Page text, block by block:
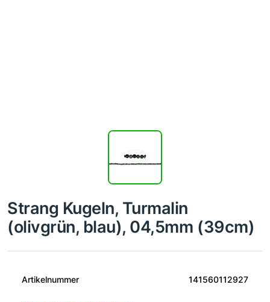
Strang Kugeln, Turmalin
(olivgrün, blau), 04,5mm (39cm)
Artikelnummer 141560112927